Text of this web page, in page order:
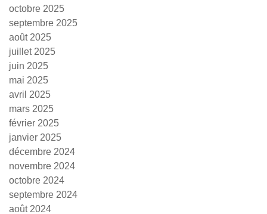
octobre 2025
septembre 2025
août 2025
juillet 2025
juin 2025
mai 2025
avril 2025
mars 2025
février 2025
janvier 2025
décembre 2024
novembre 2024
octobre 2024
septembre 2024
août 2024